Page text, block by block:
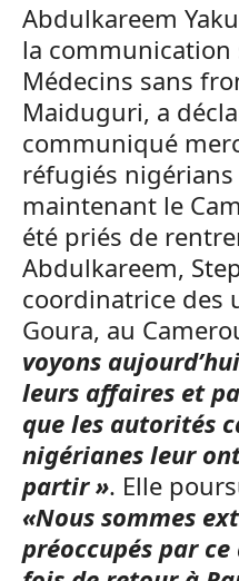
Abdulkareem
la
Médecins sans
Maiduguri, a
communiqué
réfugiés
maintenant le
été priés de
Abdulkareem,
coordinatrice des
Goura, au
voyons
leurs affaires et
que les autorités
nigérianes leur
partir ». Elle
«Nous sommes
préoccupés par